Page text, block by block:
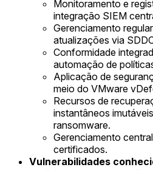
Monitoramento e
integração SIEM
Gerenciamento
atualizações via
Conformidade
automação de
Aplicação de
meio do VMware
Recursos de
instantâneos
ransomware.
Gerenciamento
certificados.
Vulnerabilidades